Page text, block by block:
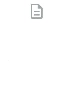
description